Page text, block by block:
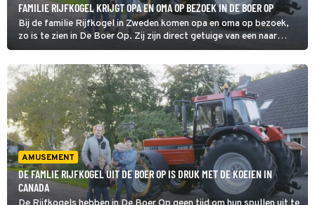
FAMILIE RIJFKOGEL KRIJGT OPA EN OMA OP BEZOEK IN DE BOER OP
Bij de familie Rijfkogel in Zweden komen opa en oma op bezoek,
zo is te zien in De Boer Op. Zij zijn direct getuige van een naar
incident: een koe kampt met een gebroken poot. Bij de familie
Wieggers in Canada helpen de kinderen een handje.
AMUSEMENT
DE FAMLIE RIJFKOGEL UIT DE BOER OP IS DRUK MET DE KOEIEN IN
CANADA